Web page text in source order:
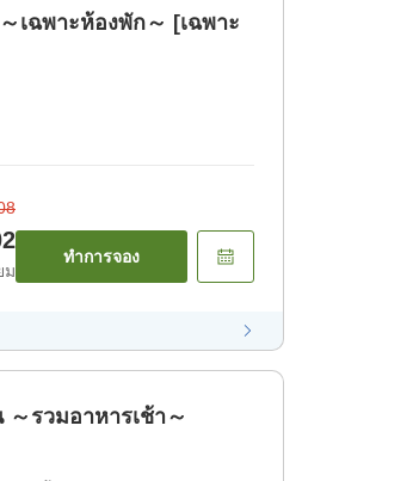
เฉพาะห้องพัก～ [เฉพาะ
ม
ทำการจอง
รวมอาหารเช้า～